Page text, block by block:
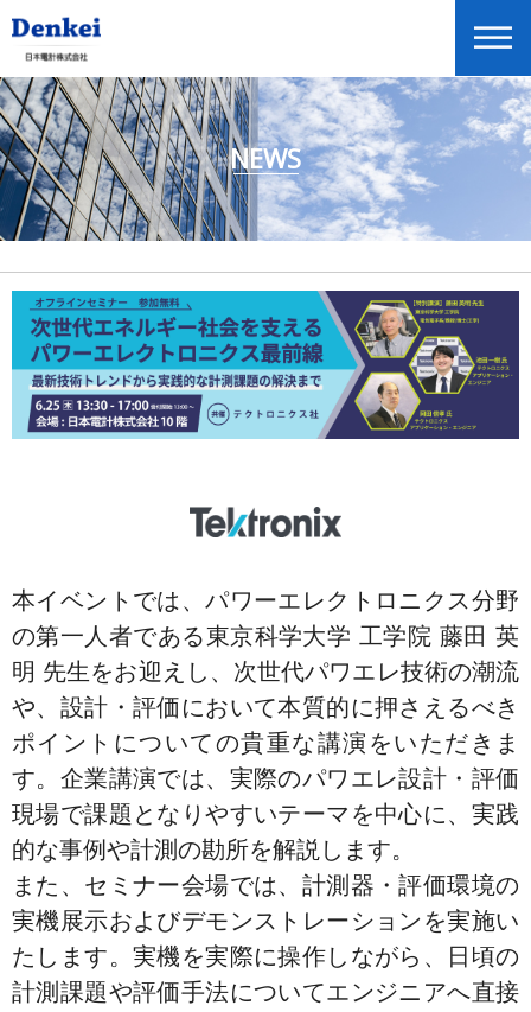
ニュースリリース
企業情報
投資家情報
展示会・セミナー情報
Global Home
English
NEWS
本イベントでは、パワーエレクトロニクス分野
の第一人者である東京科学大学 工学院 藤田 英
明 先生をお迎えし、次世代パワエレ技術の潮流
や、設計・評価において本質的に押さえるべき
ポイントについての貴重な講演をいただきま
す。企業講演では、実際のパワエレ設計・評価
現場で課題となりやすいテーマを中心に、実践
的な事例や計測の勘所を解説します。
また、セミナー会場では、計測器・評価環境の
実機展示およびデモンストレーションを実施い
たします。実機を実際に操作しながら、日頃の
計測課題や評価手法についてエンジニアへ直接